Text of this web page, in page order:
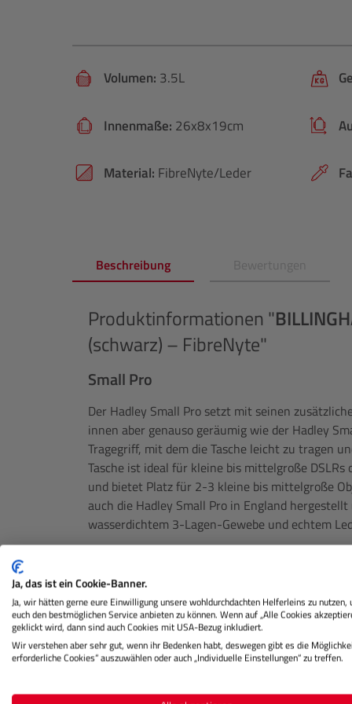
Volumen: 3.5L
Innenmaße: 26x8x19cm
Material: FibreNyte/Leder
Beschreibung Bewertungen
Produktinformationen "
(schwarz) – FibreNyte"
Small Pro
Der Hadley Small Pro setzt mit seinen
innen aber genauso geräumig wie der Hadley
Tragegriff, mit dem die Tasche leicht zu tragen
Tasche ist ideal für kleine bis mittelgroße
und bietet Platz für 2-3 kleine bis mittelgroße
auch die Hadley Small Pro in England
wasserdichtem 3-Lagen-Gewebe und echtem
Die flexible und dicht gepolsterte Einlage
Schaumstoff und bietet hervorragenden
Deckels. Sie passt sich mühelos an die Größe
größere Gegenstände, als die Abmessungen
Im Lieferumfang sind 2 vertikale und 2
enthalten, die nach Belieben im Inneren der
Ja, das ist ein Cookie-Banner.
Ja, wir hätten gerne eure Einwilligung unsere wohldurchdachten Helferleins zu nutzen,
euch den bestmöglichen Service anbieten zu können. Wenn auf „Alle Cookies
geklickt wird, dann sind auch Cookies mit USA-Bezug inkludiert.
Wir verstehen aber sehr gut, wenn ihr Bedenken habt, deswegen gibt es die
erforderliche Cookies“ auszuwählen oder auch „Individuelle Einstellungen“ zu treffen.